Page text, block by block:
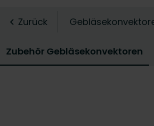
Zurück
Zubehör Gebläsekonvektoren